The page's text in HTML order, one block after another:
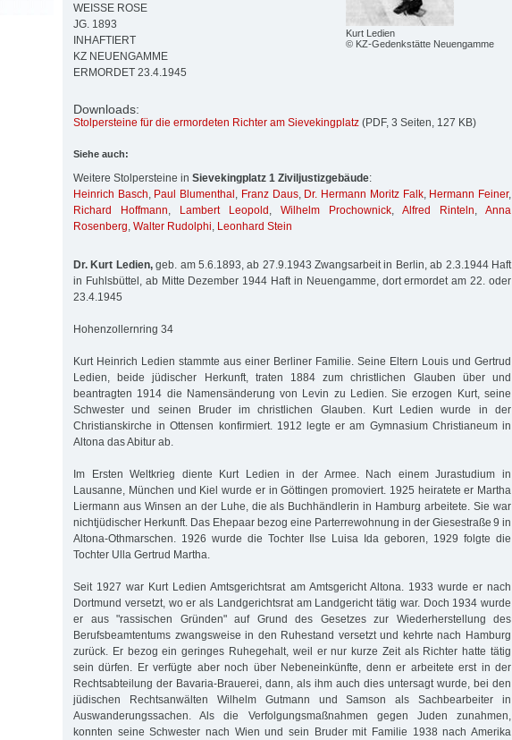
Kurt Ledien
© KZ-Gedenkstätte Neuengamme
WEISSE ROSE
JG. 1893
INHAFTIERT
KZ NEUENGAMME
ERMORDET 23.4.1945
Downloads:
Stolpersteine für die ermordeten Richter am Sievekingplatz (PDF, 3 Seiten, 127 KB)
Siehe auch:
Weitere Stolpersteine in Sievekingplatz 1 Ziviljustizgebäude:
Heinrich Basch, Paul Blumenthal , Franz Daus, Dr. Hermann Moritz Falk, Hermann Feiner,
Richard Hoffmann, Lambert Leopold , Wilhelm Prochownick, Alfred Rinteln, Anna
Rosenberg, Walter Rudolphi, Leonhard Stein
Dr. Kurt Ledien,geb. am 5.6.1893, ab 27.9.1943 Zwangsarbeit in Berlin, ab 2.3.1944 Haft
in Fuhlsbüttel, ab Mitte Dezember 1944 Haft in Neuengamme, dort ermordet am 22. oder
23.4.1945
Hohenzollernring 34
Kurt Heinrich Ledien stammte aus einer Berliner Familie. Seine Eltern Louis und Gertrud
Ledien, beide jüdischer Herkunft, traten 1884 zum christlichen Glauben über und
beantragten 1914 die Namensänderung von Levin zu Ledien. Sie erzogen Kurt, seine
Schwester und seinen Bruder im christlichen Glauben. Kurt Ledien wurde in der
Christianskirche in Ottensen konfirmiert. 1912 legte er am Gymnasium Christianeum in
Altona das Abitur ab.
Im Ersten Weltkrieg diente Kurt Ledien in der Armee. Nach einem Jurastudium in
Lausanne, München und Kiel wurde er in Göttingen promoviert. 1925 heiratete er Martha
Liermann aus Winsen an der Luhe, die als Buchhändlerin in Hamburg arbeitete. Sie war
nichtjüdischer Herkunft. Das Ehepaar bezog eine Parterrewohnung in der Giesestraße 9 in
Altona-Othmarschen. 1926 wurde die Tochter Ilse Luisa Ida geboren, 1929 folgte die
Tochter Ulla Gertrud Martha.
Seit 1927 war Kurt Ledien Amtsgerichtsrat am Amtsgericht Altona. 1933 wurde er nach
Dortmund versetzt, wo er als Landgerichtsrat am Landgericht tätig war. Doch 1934 wurde
er aus "rassischen Gründen" auf Grund des Gesetzes zur Wiederherstellung des
Berufsbeamtentums zwangsweise in den Ruhestand versetzt und kehrte nach Hamburg
zurück. Er bezog ein geringes Ruhegehalt, weil er nur kurze Zeit als Richter hatte tätig
sein dürfen. Er verfügte aber noch über Nebeneinkünfte, denn er arbeitete erst in der
Rechtsabteilung der Bavaria-Brauerei, dann, als ihm auch dies untersagt wurde, bei den
jüdischen Rechtsanwälten Wilhelm Gutmann und Samson als Sachbearbeiter in
Auswanderungssachen. Als die Verfolgungsmaßnahmen gegen Juden zunahmen,
konnten seine Schwester nach Wien und sein Bruder mit Familie 1938 nach Amerika